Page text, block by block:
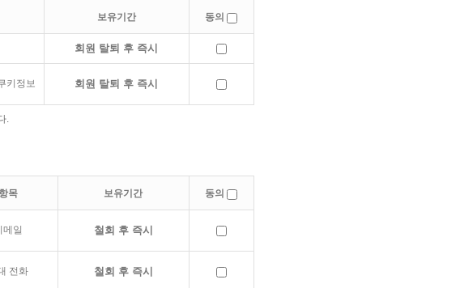
보유기간 동의
회원 탈퇴 후 즉시
키정보 회원 탈퇴 후 즉시
.
항목 보유기간 동의
메일 철회 후 즉시
전화 철회 후 즉시